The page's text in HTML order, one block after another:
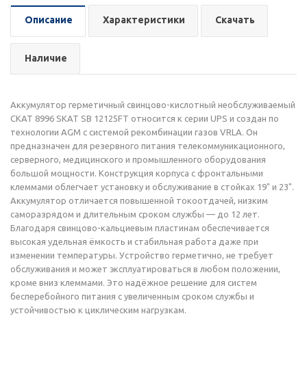
Описание Характеристики Скачать
Наличие
Аккумулятор герметичный свинцово-кислотный необслуживаемый
СКАТ 8996 SKAT SB 12125FT относится к серии UPS и создан по
технологии AGM с системой рекомбинации газов VRLA. Он
предназначен для резервного питания телекоммуникационного,
серверного, медицинского и промышленного оборудования
большой мощности. Конструкция корпуса с фронтальными
клеммами облегчает установку и обслуживание в стойках 19" и 23".
Аккумулятор отличается повышенной токоотдачей, низким
саморазрядом и длительным сроком службы — до 12 лет.
Благодаря свинцово-кальциевым пластинам обеспечивается
высокая удельная ёмкость и стабильная работа даже при
изменении температуры. Устройство герметично, не требует
обслуживания и может эксплуатироваться в любом положении,
кроме вниз клеммами. Это надёжное решение для систем
бесперебойного питания с увеличенным сроком службы и
устойчивостью к циклическим нагрузкам.